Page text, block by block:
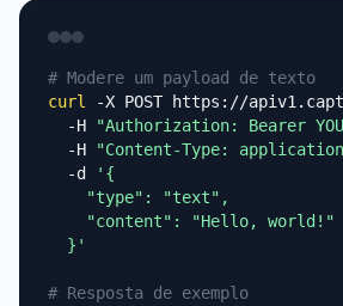
# Modere um payload de texto
curl
-X POST https://
  -H
"Authorization: Bearer
  -H
"Content-Type:
  -d
'{
    "type": "text",
    "content": "Hello, world!"
  }'
# Resposta de exemplo